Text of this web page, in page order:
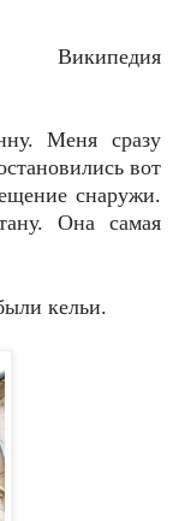
Википедия
Меня сразу
вот
снаружи.
Она самая
кельи.